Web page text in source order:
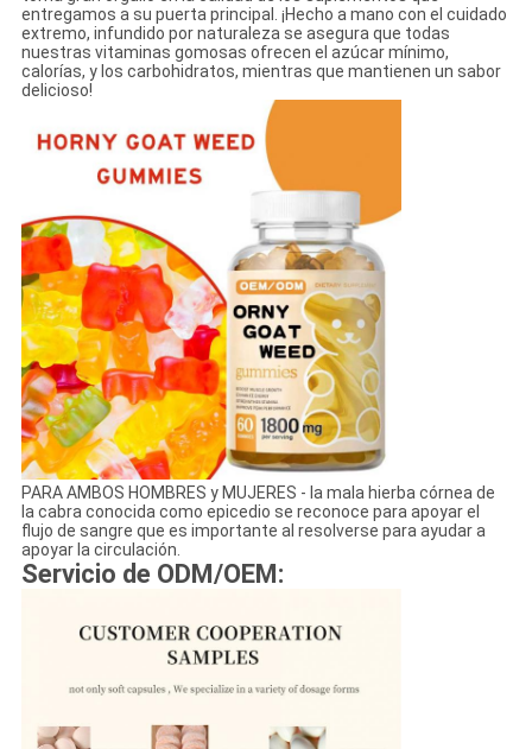
entregamos a su puerta principal. ¡Hecho a mano con el cuidado
extremo, infundido por naturaleza se asegura que todas
nuestras vitaminas gomosas ofrecen el azúcar mínimo,
calorías, y los carbohidratos, mientras que mantienen un sabor
delicioso!
PARA AMBOS HOMBRES y MUJERES - la mala hierba córnea de
la cabra conocida como epicedio se reconoce para apoyar el
flujo de sangre que es importante al resolverse para ayudar a
apoyar la circulación.
Servicio de ODM/OEM: